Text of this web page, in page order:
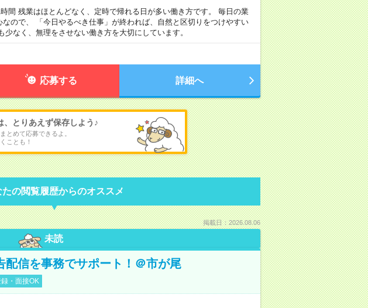
間 残業はほとんどなく、定時で帰れる日が多い働き方です。 毎日の業
ので、 「今日やるべき仕事」が終われば、自然と区切りをつけやすい
少なく、無理をさせない働き方を大切にしています。
応募する 詳細へ
、とりあえず保存しよう♪
とめて応募できるよ。
ことも！
たの閲覧履歴からのオススメ
掲載日：2026.08.06
未読
配信を事務でサポート！＠市が尾
・面接OK